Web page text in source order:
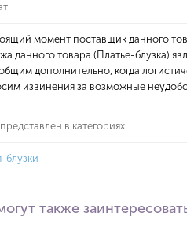
момент поставщик данного
данного товара (Платье-блузка)
дополнительно, когда
извинения за возможные
в категориях
блузки
также